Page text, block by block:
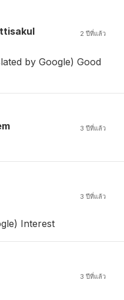
2 ปีที่แล้ว
by Google) Good
3 ปีที่แล้ว
3 ปีที่แล้ว
Interest
3 ปีที่แล้ว